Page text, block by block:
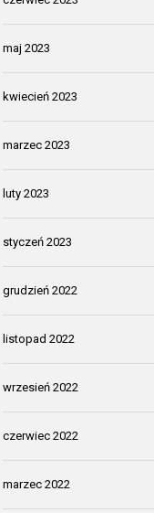
maj 2023
kwiecień 2023
marzec 2023
luty 2023
styczeń 2023
grudzień 2022
listopad 2022
wrzesień 2022
czerwiec 2022
marzec 2022